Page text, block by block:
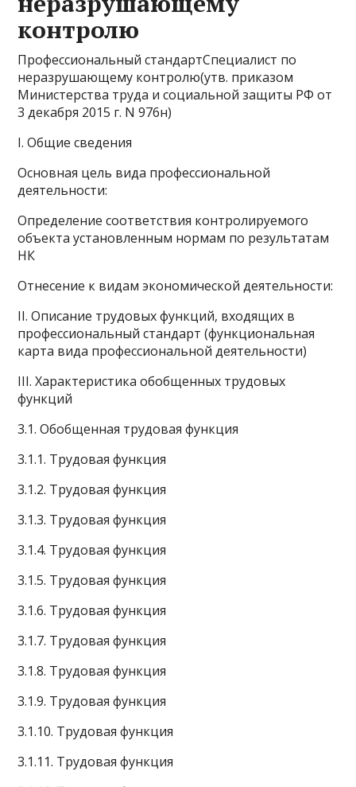
контролю
Профессиональный стандартСпециалист по
неразрушающему контролю(утв. приказом
Министерства труда и социальной защиты РФ от
3 декабря 2015 г. N 976н)
I. Общие сведения
Основная цель вида профессиональной
деятельности:
Определение соответствия контролируемого
объекта установленным нормам по результатам
НК
Отнесение к видам экономической деятельности:
II. Описание трудовых функций, входящих в
профессиональный стандарт (функциональная
карта вида профессиональной деятельности)
III. Характеристика обобщенных трудовых
функций
3.1. Обобщенная трудовая функция
3.1.1. Трудовая функция
3.1.2. Трудовая функция
3.1.3. Трудовая функция
3.1.4. Трудовая функция
3.1.5. Трудовая функция
3.1.6. Трудовая функция
3.1.7. Трудовая функция
3.1.8. Трудовая функция
3.1.9. Трудовая функция
3.1.10. Трудовая функция
3.1.11. Трудовая функция